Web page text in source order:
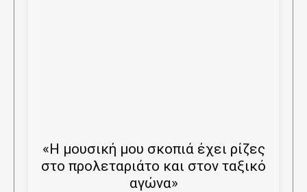
«Η μουσική μου σκοπιά έχει ρίζες
στο προλεταριάτο και στον ταξικό
αγώνα»